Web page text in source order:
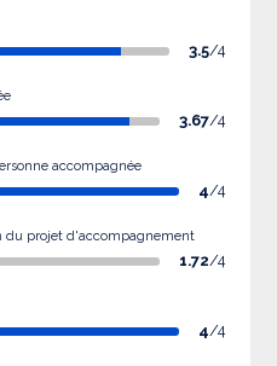
3.5/4
3.67/4
accompagnée
4/4
du projet d'accompagnement
1.72/4
4/4